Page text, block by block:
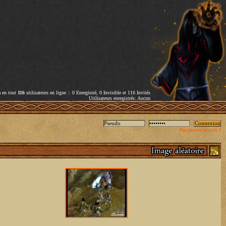
en tout 116 utilisateurs en ligne :: 0 Enregistré, 0 Invisible et 116 Invités
Utilisateurs enregistrés: Aucun
Pas encore inscrit ?